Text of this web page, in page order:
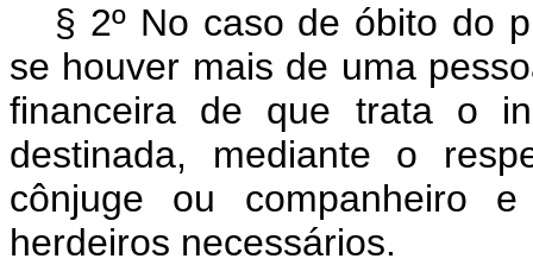
§ 2º No caso de óbito do
se houver mais de uma
financeira de que trata o
destinada, mediante o
cônjuge ou companheiro
herdeiros necessários.